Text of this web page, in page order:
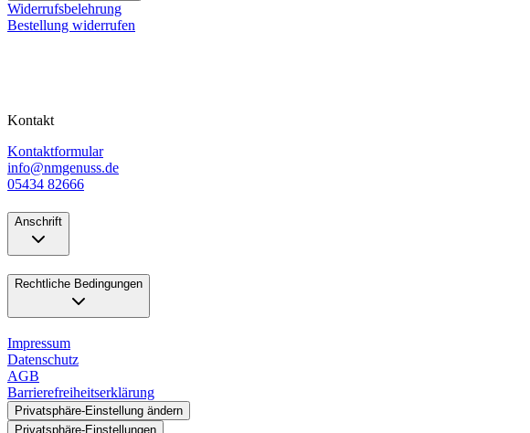
Widerrufsbelehrung
Bestellung widerrufen
Kontakt
Kontaktformular
info@nmgenuss.de
05434 82666
Anschrift
Rechtliche Bedingungen
Impressum
Datenschutz
AGB
Barrierefreiheitserklärung
Privatsphäre-Einstellung ändern
Privatsphäre-Einstellungen